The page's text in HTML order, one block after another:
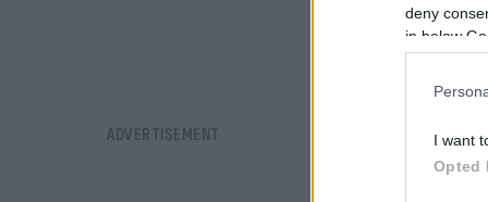
deny
in below
I want
Opted